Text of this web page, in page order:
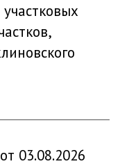
03.08.2026